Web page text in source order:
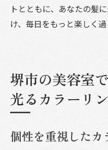
トとともに、あなたの髪
け、毎日をもっと楽しく過
堺市の美容室
光るカラーリ
個性を重視した